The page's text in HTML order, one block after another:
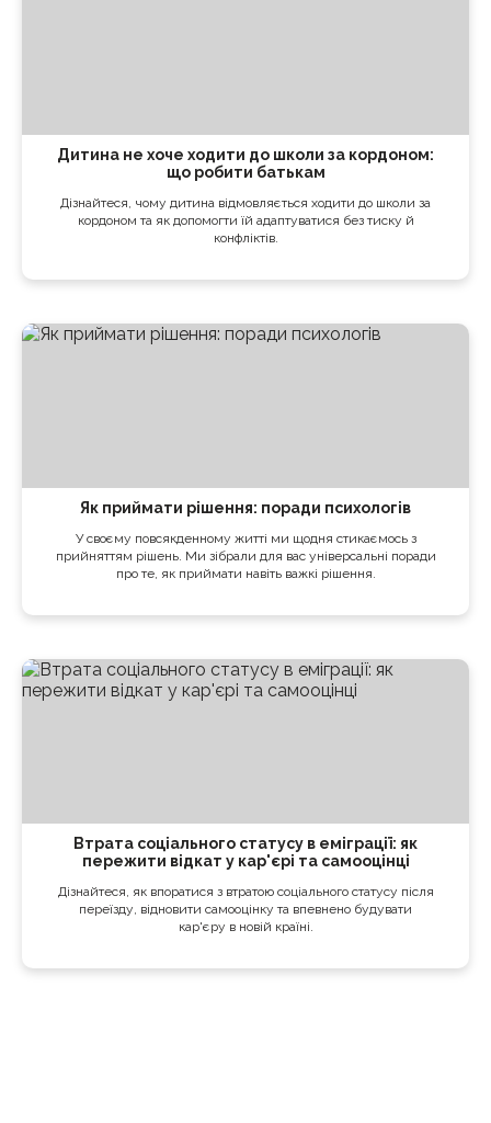
Дитина не хоче ходити до школи за кордоном:
що робити батькам
Дізнайтеся, чому дитина відмовляється ходити до школи за
кордоном та як допомогти їй адаптуватися без тиску й
конфліктів.
Як приймати рішення: поради психологів
У своєму повсякденному житті ми щодня стикаємось з
прийняттям рішень. Ми зібрали для вас універсальні поради
про те, як приймати навіть важкі рішення.
Втрата соціального статусу в еміграції: як
пережити відкат у кар'єрі та самооцінці
Дізнайтеся, як впоратися з втратою соціального статусу після
переїзду, відновити самооцінку та впевнено будувати
кар'єру в новій країні.